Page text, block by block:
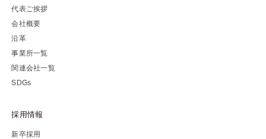
代表ご挨拶
会社概要
沿革
事業所一覧
関連会社一覧
SDGs
採用情報
新卒採用